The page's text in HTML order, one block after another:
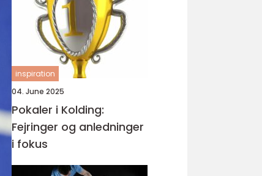
inspiration
04. June 2025
Pokaler i Kolding:
Fejringer og anledninger
i fokus